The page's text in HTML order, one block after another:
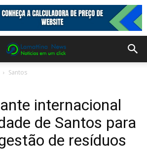
Santos
internacional
de Santos para
de resíduos